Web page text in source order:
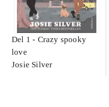
Del 1 - Crazy spooky
love
Josie Silver